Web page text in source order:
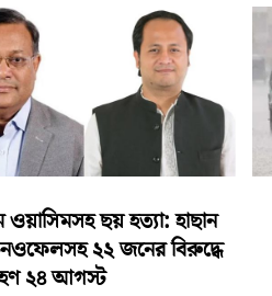
ওয়াসিমসহ ছয় হত্যা: হাছান
২২ জনের বিরুদ্ধে
২৪ আগস্ট